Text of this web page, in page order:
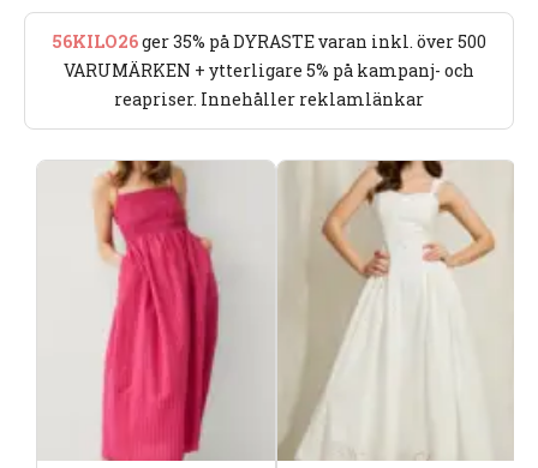
56KILO26ger 35% på DYRASTE varan inkl. över 500
VARUMÄRKEN + ytterligare 5% på kampanj- och
reapriser. Innehåller reklamlänkar